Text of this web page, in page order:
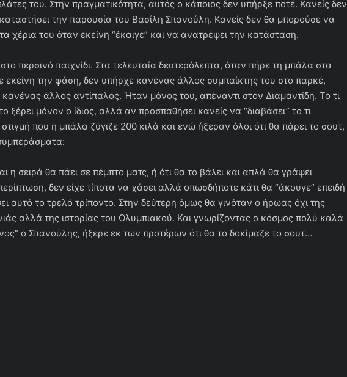
του. Στην πραγματικότητα, αυτός ο κάποιος δεν υπήρξε ποτέ. Κανείς δεν
την παρουσία του Βασίλη Σπανούλη. Κανείς δεν θα μπορούσε να
χέρια του όταν εκείνη “έκαιγε” και να ανατρέψει την κατάσταση.
περσινό παιχνίδι. Στα τελευταία δευτερόλεπτα, όταν πήρε τη μπάλα στα
εκείνη την φάση, δεν υπήρχε κανένας άλλος συμπαίκτης του στο παρκέ,
άλλος αντίπαλος. Ήταν μόνος του, απέναντι στον Διαμαντίδη. Το τι
ξέρει μόνον ο ίδιος, αλλά αν προσπαθήσει κανείς να “διαβάσει” το τι
που η μπάλα ζύγιζε 200 κιλά και ενώ ήξεραν όλοι ότι θα πάρει το σουτ,
η σειρά θα πάει σε πέμπτο ματς, ή ότι θα το βάλει και απλά θα γράψει
δεν είχε τίποτα να χάσει αλλά οπωσδήποτε κάτι θα “άκουγε” επειδή
αυτό το τρελό τρίποντο. Στην δεύτερη όμως θα γινόταν ο ήρωας όχι της
αλλά της ιστορίας του Ολυμπιακού. Και γνωρίζοντας ο κόσμος πολύ καλά
ο Σπανούλης, ήξερε εκ των προτέρων ότι θα το δοκίμαζε το σουτ…